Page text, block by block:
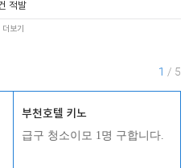
적발
더보기
1 / 5
부천호텔 키노
급구 청소이모 1명 구합니다.